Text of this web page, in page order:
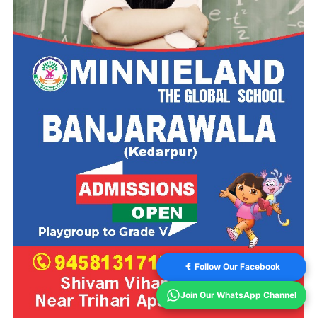
Follow Our Facebook
Join Our WhatsApp Channel